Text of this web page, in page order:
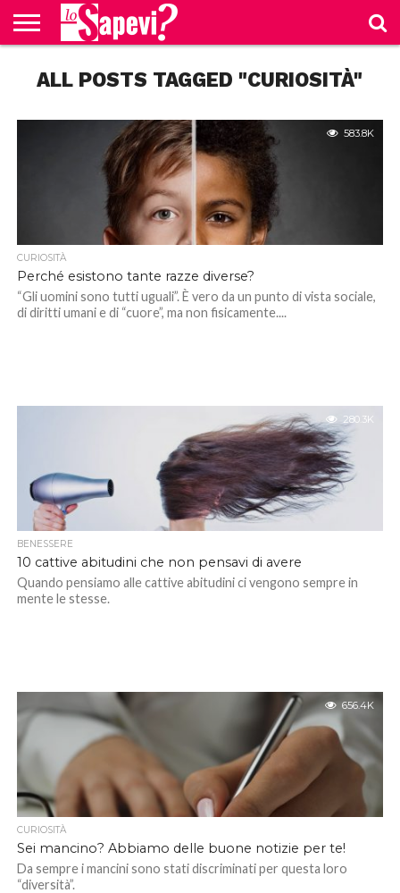
BENESSERE
GOSSIP
PRODOTTI
AMAZON
NEWS
CASA E
CUCINA
ALL POSTS TAGGED "CURIOSITÀ"
583.8K
CURIOSITÀ
Perché esistono tante razze diverse?
“Gli uomini sono tutti uguali”. È vero da un punto di vista sociale,
di diritti umani e di “cuore”, ma non fisicamente....
280.3K
BENESSERE
10 cattive abitudini che non pensavi di avere
Quando pensiamo alle cattive abitudini ci vengono sempre in
mente le stesse.
656.4K
CURIOSITÀ
Sei mancino? Abbiamo delle buone notizie per te!
Da sempre i mancini sono stati discriminati per questa loro
“diversità”.